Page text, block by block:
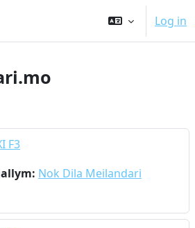
Log in
F3
Nok Dila Meilandari